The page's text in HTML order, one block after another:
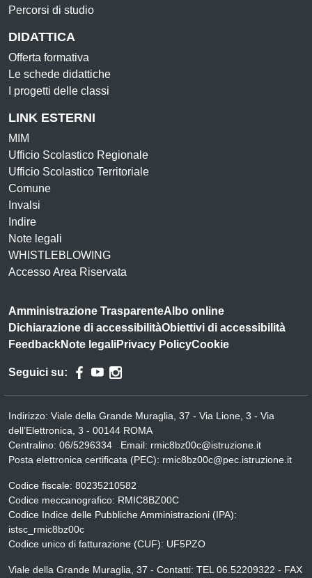
Percorsi di studio
DIDATTICA
Offerta formativa
Le schede didattiche
I progetti delle classi
LINK ESTERNI
MIM
Ufficio Scolastico Regionale
Ufficio Scolastico Territoriale
Comune
Invalsi
Indire
Note legali
WHISTLEBLOWING
Accesso Area Riservata
Amministrazione TrasparenteAlbo online
Dichiarazione di accessibilitàObiettivi di accessibilità
FeedbackNote legaliPrivacy PolicyCookie
Seguici su:
Indirizzo: Viale della Grande Muraglia, 37 - Via Lione, 3 - Via
dell’Elettronica, 3 - 00144 ROMA
Centralino: 06/5296334 Email: rmic8bz00c@istruzione.it
Posta elettronica certificata (PEC): rmic8bz00c@pec.istruzione.it
Codice fiscale: 80235210582
Codice meccanografico: RMIC8BZ00C
Codice Indice delle Pubbliche Amministrazioni (IPA):
istsc_rmic8bz00c
Codice unico di fatturazione (CUF): UF5PZO
Viale della Grande Muraglia, 37 - Contatti: TEL 06.52209322 - FAX